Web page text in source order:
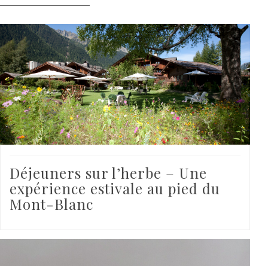
Déjeuners sur l’herbe – Une
expérience estivale au pied du
Mont-Blanc